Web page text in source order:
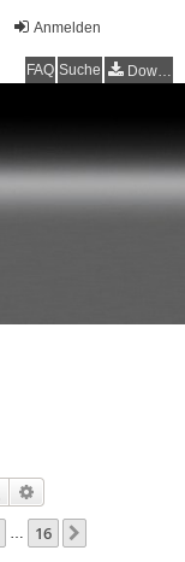
Anmelden
FAQ Suche Downloads
Suche
… 16